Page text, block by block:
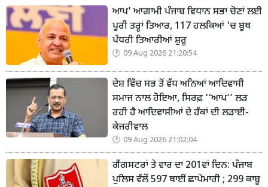
ਆਪ' ਆਗਾਮੀ ਪੰਜਾਬ ਵਿਧਾਨ ਸਭਾ ਚੋਣਾਂ ਲਈ
ਪੂਰੀ ਤਰ੍ਹਾਂ ਤਿਆਰ, 117 ਹਲਕਿਆਂ 'ਚ ਬੂਥ
ਪੱਧਰੀ ਤਿਆਰੀਆਂ ਸ਼ੁਰੂ
09 Aug 2026 21:20:54
ਦੇਸ਼ ਵਿੱਚ ਸਭ ਤੋਂ ਵੱਧ ਅਨਿਆਂ ਆਦਿਵਾਸੀ
ਸਮਾਜ ਨਾਲ ਹੋਇਆ, ਸਿਰਫ਼ ‘‘ਆਪ’’ ਲੜ
ਰਹੀ ਹੈ ਆਦਿਵਾਸੀਆਂ ਦੇ ਹੱਕਾਂ ਦੀ ਲੜਾਈ-
ਕੇਜਰੀਵਾਲ
09 Aug 2026 21:02:04
ਗੈਂਗਸਟਰਾਂ ਤੇ ਵਾਰ ਦਾ 201ਵਾਂ ਦਿਨ: ਪੰਜਾਬ
ਪੁਲਿਸ ਵੱਲੋਂ 597 ਥਾਈਂ ਛਾਪੇਮਾਰੀ ; 299 ਕਾਬੂ